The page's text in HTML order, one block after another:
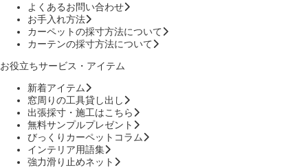
よくあるお問い合わせ
お手入れ方法
カーペットの採寸方法について
カーテンの採寸方法について
お役立ちサービス・アイテム
新着アイテム
窓周りの工具貸し出し
出張採寸・施工はこちら
無料サンプルプレゼント
びっくりカーペットコラム
インテリア用語集
強力滑り止めネット